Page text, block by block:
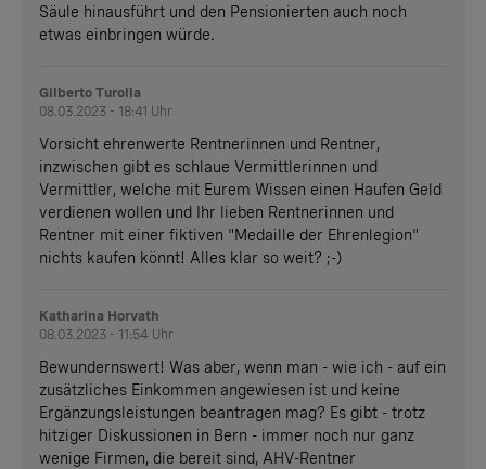
Säule hinausführt und den Pensionierten auch noch
etwas einbringen würde.
Gilberto Turolla
08.03.2023 - 18:41 Uhr
Vorsicht ehrenwerte Rentnerinnen und Rentner,
inzwischen gibt es schlaue Vermittlerinnen und
Vermittler, welche mit Eurem Wissen einen Haufen Geld
verdienen wollen und Ihr lieben Rentnerinnen und
Rentner mit einer fiktiven "Medaille der Ehrenlegion"
nichts kaufen könnt! Alles klar so weit? ;-)
Katharina Horvath
08.03.2023 - 11:54 Uhr
Bewundernswert! Was aber, wenn man - wie ich - auf ein
zusätzliches Einkommen angewiesen ist und keine
Ergänzungsleistungen beantragen mag? Es gibt - trotz
hitziger Diskussionen in Bern - immer noch nur ganz
wenige Firmen, die bereit sind, AHV-Rentner